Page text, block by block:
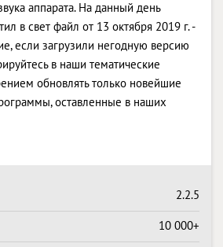
аппарата. На данный день
в свет файл от 13 октября 2019 г. -
если загрузили негодную версию
в наши тематические
обновлять только новейшие
оставленные в наших
2.2.5
10 000+